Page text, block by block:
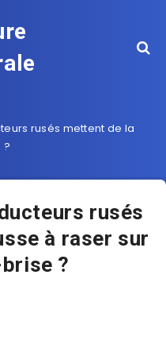
rusés mettent de la
?
rusés
à raser sur
?